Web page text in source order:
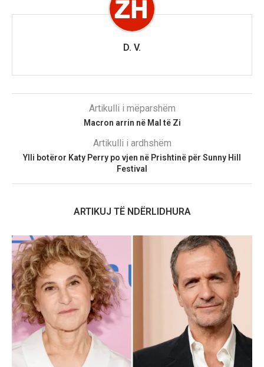
D. V.
Artikulli i mëparshëm
Macron arrin në Mal të Zi
Artikulli i ardhshëm
Ylli botëror Katy Perry po vjen në Prishtinë për Sunny Hill
Festival
ARTIKUJ TË NDËRLIDHURA